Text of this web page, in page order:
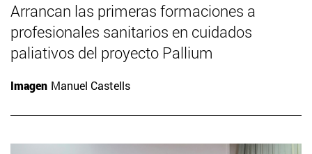
Arrancan las primeras formaciones a
profesionales sanitarios en cuidados
paliativos del proyecto Pallium
Imagen Manuel Castells